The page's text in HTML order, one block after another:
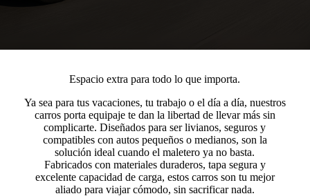
Espacio extra para todo lo que importa.
Ya sea para tus vacaciones, tu trabajo o el día a día, nuestros
carros porta equipaje te dan la libertad de llevar más sin
complicarte. Diseñados para ser livianos, seguros y
compatibles con autos pequeños o medianos, son la
solución ideal cuando el maletero ya no basta.
Fabricados con materiales duraderos, tapa segura y
excelente capacidad de carga, estos carros son tu mejor
aliado para viajar cómodo, sin sacrificar nada.